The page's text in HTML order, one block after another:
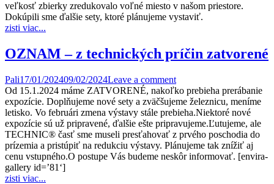
veľkosť zbierky zredukovalo voľné miesto v našom priestore.
Dokúpili sme ďalšie sety, ktoré plánujeme vystaviť.
zisti viac...
OZNAM – z technických príčin zatvorené
Pali17/01/202409/02/2024Leave a comment
Od 15.1.2024 máme ZATVORENÉ, nakoľko prebieha prerábanie
expozície. Doplňujeme nové sety a zväčšujeme železnicu, meníme
letisko. Vo februári zmena výstavy stále prebieha.Niektoré nové
expozície sú už pripravené, ďalšie ešte pripravujeme.Ľutujeme, ale
TECHNIC® časť sme museli presťahovať z prvého poschodia do
prízemia a pristúpiť na redukciu výstavy. Plánujeme tak znížiť aj
cenu vstupného.O postupe Vás budeme neskôr informovať. [envira-
gallery id=’81‘]
zisti viac...